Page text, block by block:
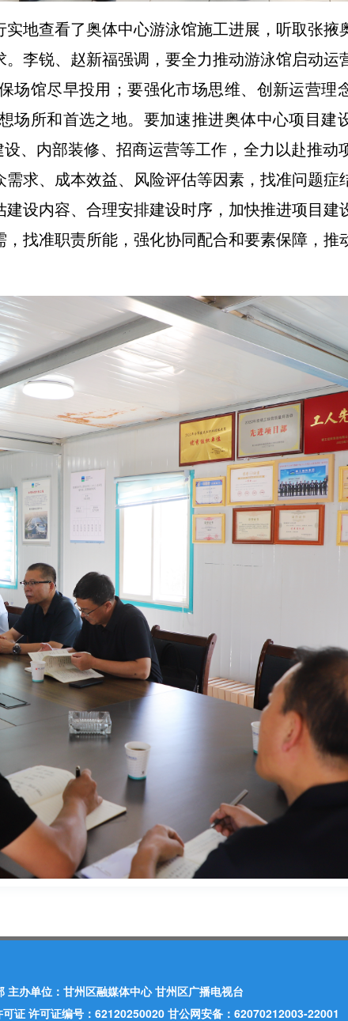
地查看了奥体中心游泳馆施工进展，听取张掖
李锐、赵新福强调，要全力推动游泳馆启动运
场馆尽早投用；要强化市场思维、创新运营理
场所和首选之地。要加速推进奥体中心项目建
、内部装修、招商运营等工作，全力以赴推动
求、成本效益、风险评估等因素，找准问题症
设内容、合理安排建设时序，加快推进项目建
找准职责所能，强化协同配合和要素保障，推
主办单位：甘州区融媒体中心 甘州区广播电视台
证 许可证编号：62120250020 甘公网安备：62070212003-22001